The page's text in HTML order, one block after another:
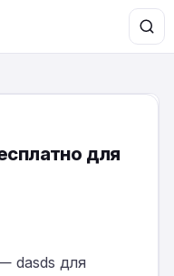
для
dasds для